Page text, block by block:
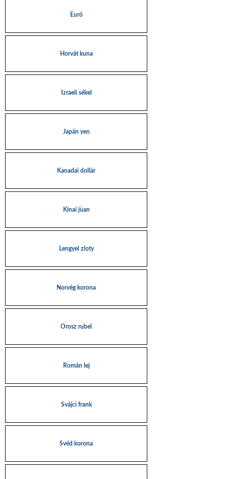
Euró
Horvát kuna
Izraeli sékel
Japán yen
Kanadai dollár
Kínai jüan
Lengyel zloty
Norvég korona
Orosz rubel
Román lej
Svájci frank
Svéd korona